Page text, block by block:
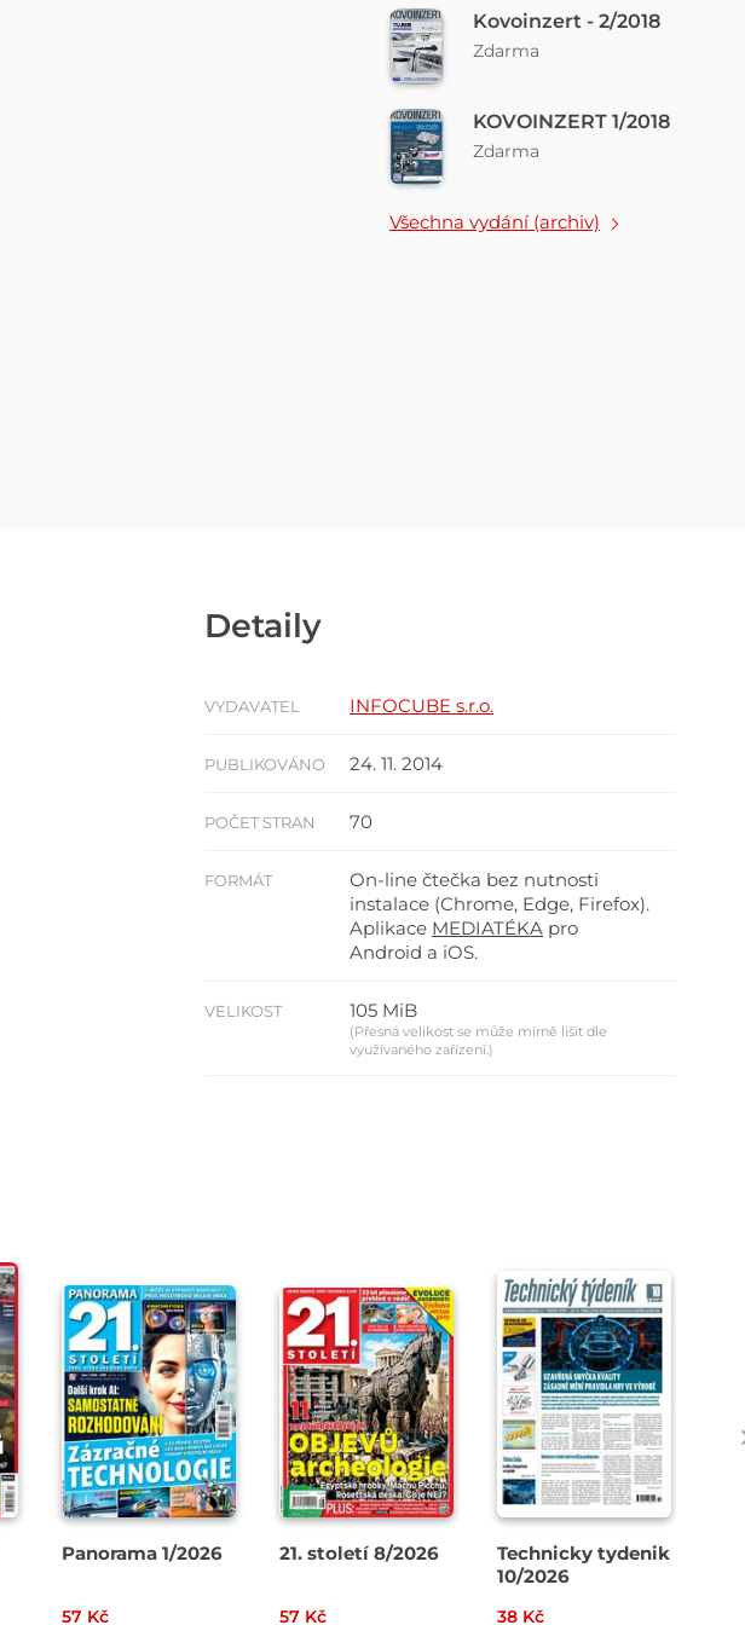
Kovoinzert - 2/2018
Zdarma
KOVOINZERT 1/2018
Zdarma
Všechna vydání (archiv)
Detaily
VYDAVATEL INFOCUBE s.r.o.
PUBLIKOVÁNO 24. 11. 2014
POČET STRAN 70
FORMÁT
On-line čtečka bez nutnosti
instalace (Chrome, Edge, Firefox).
Aplikace MEDIATÉKA pro
Android a iOS.
VELIKOST 105 MiB
(Přesná velikost se může mírně lišit dle
využívaného zařízení.)
Panorama 1/2026
57 Kč
21. století 8/2026
57 Kč
Technicky tydenik
10/2026
38 Kč